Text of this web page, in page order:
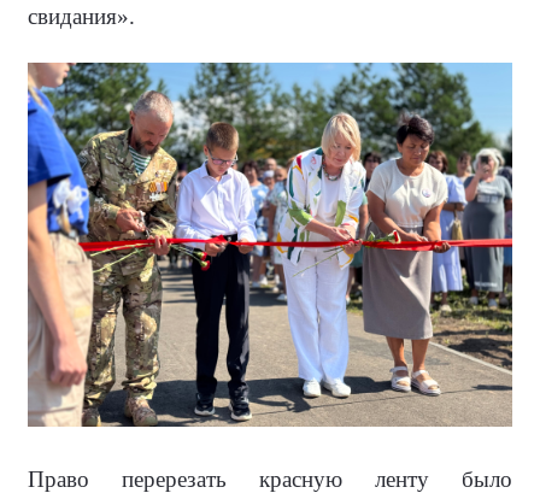
свидания».
Право перерезать красную ленту было